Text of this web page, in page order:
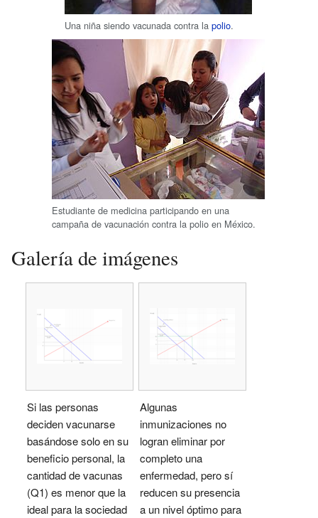
Una niña siendo vacunada contra la polio.
Estudiante de medicina participando en una
campaña de vacunación contra la polio en México.
Galería de imágenes
Si las personas
deciden vacunarse
basándose solo en su
beneficio personal, la
cantidad de vacunas
(Q1) es menor que la
ideal para la sociedad
Algunas
inmunizaciones no
logran eliminar por
completo una
enfermedad, pero sí
reducen su presencia
a un nivel óptimo para